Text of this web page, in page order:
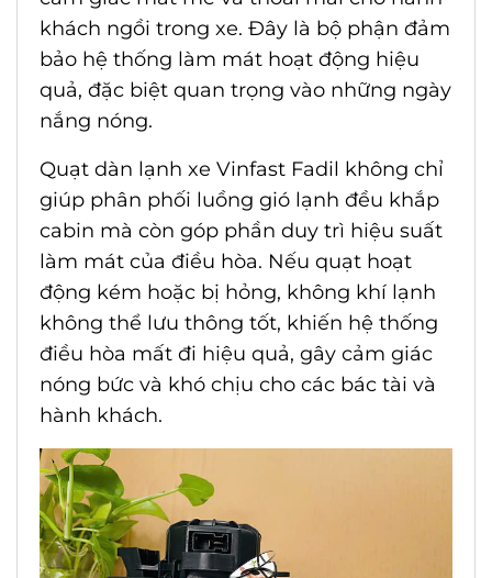
khách ngồi trong xe. Đây là bộ phận đảm
bảo hệ thống làm mát hoạt động hiệu
quả, đặc biệt quan trọng vào những ngày
nắng nóng.
Quạt dàn lạnh xe Vinfast Fadil không chỉ
giúp phân phối luồng gió lạnh đều khắp
cabin mà còn góp phần duy trì hiệu suất
làm mát của điều hòa. Nếu quạt hoạt
động kém hoặc bị hỏng, không khí lạnh
không thể lưu thông tốt, khiến hệ thống
điều hòa mất đi hiệu quả, gây cảm giác
nóng bức và khó chịu cho các bác tài và
hành khách.